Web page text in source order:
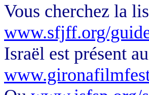
Vous cherchez la
www.sfjff.org/
Israël est présent